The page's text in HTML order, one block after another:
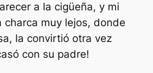
a la cigüeña, y mi
charca muy lejos, donde
la convirtió otra vez
con su padre!